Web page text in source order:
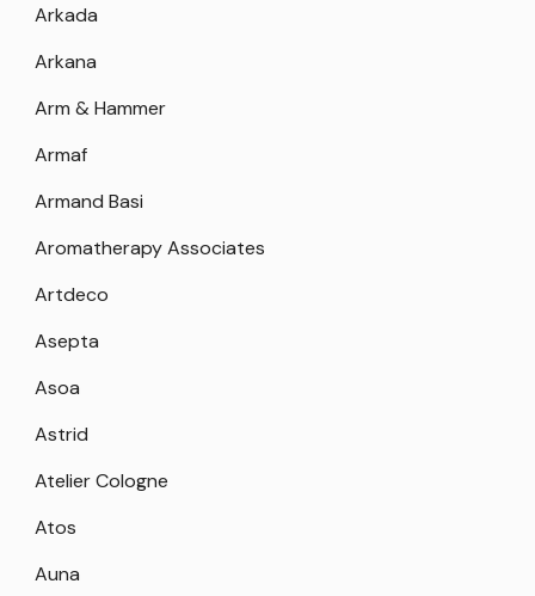
Arkada
Arkana
Arm & Hammer
Armaf
Armand Basi
Aromatherapy Associates
Artdeco
Asepta
Asoa
Astrid
Atelier Cologne
Atos
Auna